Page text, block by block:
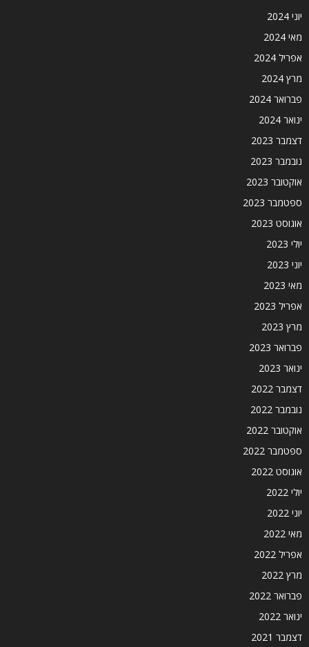
יוני 2024
מאי 2024
אפריל 2024
מרץ 2024
פברואר 2024
ינואר 2024
דצמבר 2023
נובמבר 2023
אוקטובר 2023
ספטמבר 2023
אוגוסט 2023
יולי 2023
יוני 2023
מאי 2023
אפריל 2023
מרץ 2023
פברואר 2023
ינואר 2023
דצמבר 2022
נובמבר 2022
אוקטובר 2022
ספטמבר 2022
אוגוסט 2022
יולי 2022
יוני 2022
מאי 2022
אפריל 2022
מרץ 2022
פברואר 2022
ינואר 2022
דצמבר 2021